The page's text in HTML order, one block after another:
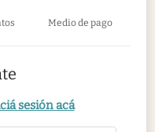
Medio de pago
sesión acá